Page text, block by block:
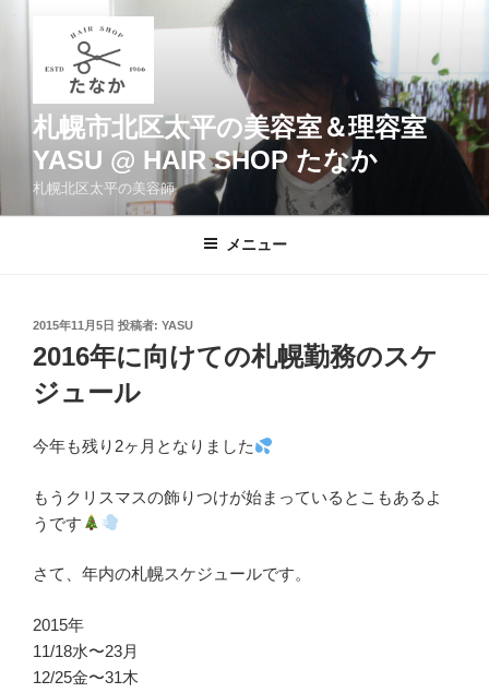
ッ
札幌市北区太平の美容室＆理容室
YASU @ HAIR SHOP たなか
札幌北区太平の美容師
メニュー
投
稿
日:
2015年11月5日 投稿者: YASU
2016年に向けての札幌勤務のスケ
ジュール
今年も残り2ヶ月となりました
もうクリスマスの飾りつけが始まっているとこもあるよ
うです
さて、年内の札幌スケジュールです。
2015年
11/18水〜23月
12/25金〜31木